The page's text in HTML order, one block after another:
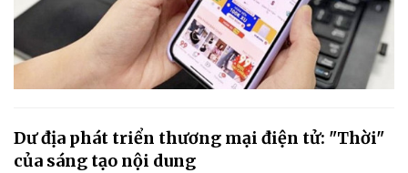
Dư địa phát triển thương mại điện tử: "Thời"
của sáng tạo nội dung